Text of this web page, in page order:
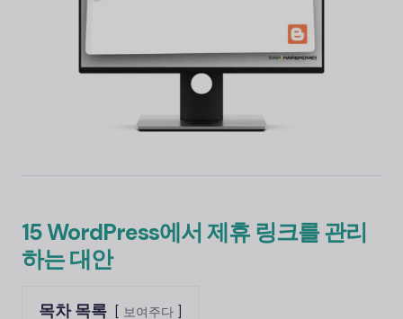
15 WordPress에서 제휴 링크를 관리
하는 대안
목차 목록 보여주다